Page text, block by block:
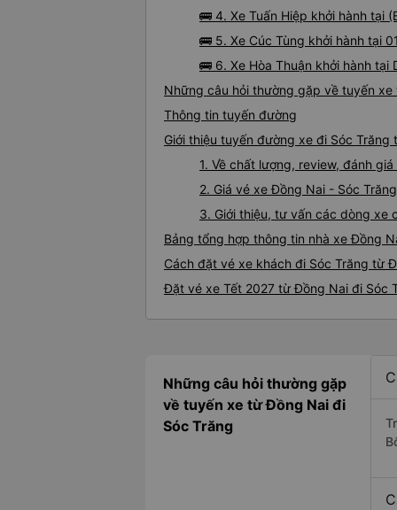
🚌 4. Xe Tuấn Hiệp khởi hành tại
🚌 5. Xe Cúc Tùng khởi hành tại
🚌 6. Xe Hòa Thuận khởi hành tại
Những câu hỏi thường gặp về tuyến
Thông tin tuyến đường
Giới thiệu tuyến đường xe đi Sóc Trăng
1. Về chất lượng, review, đánh
2. Giá vé xe Đồng Nai - Sóc Trăng
3. Giới thiệu, tư vấn các dòng xe
Bảng tổng hợp thông tin nhà xe Đồng
Cách đặt vé xe khách đi Sóc Trăng từ
Đặt vé xe Tết 2027 từ Đồng Nai đi Sóc
Những câu hỏi thường gặp
về tuyến xe từ Đồng Nai đi
Sóc Trăng